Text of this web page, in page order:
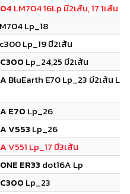
LM704 16Lp มี2เส้น, 17 1เส้น
Lp_18
Lp_19 มี2เส้น
Lp_24,25 มี2เส้น
BluEarth E70 Lp_23 มี2เส้น
E70 Lp_26
V553 Lp_26
V551 Lp_17 มี3เส้น
ER33 dot16A Lp
Lp_23